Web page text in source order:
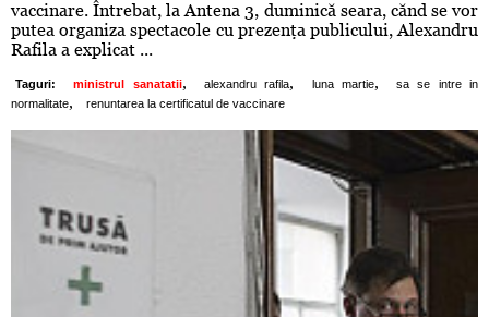
vaccinare. Întrebat, la Antena 3, duminică seara, cănd se vor
putea organiza spectacole cu prezenţa publicului, Alexandru
Rafila a explicat ...
Taguri: ministrul sanatatii, alexandru rafila, luna martie,
sa se intre in
normalitate, renuntarea la certificatul de vaccinare